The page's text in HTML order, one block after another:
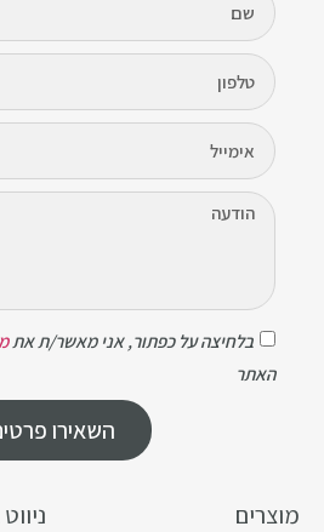
מוצרים
בלחיצה על כפתור, אני מאשר/ת את
האתר
השאירו